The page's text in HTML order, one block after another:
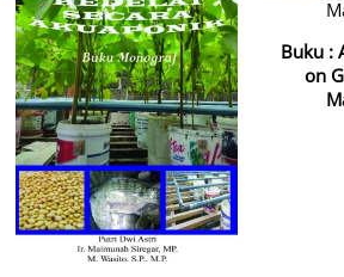
Buku :
on